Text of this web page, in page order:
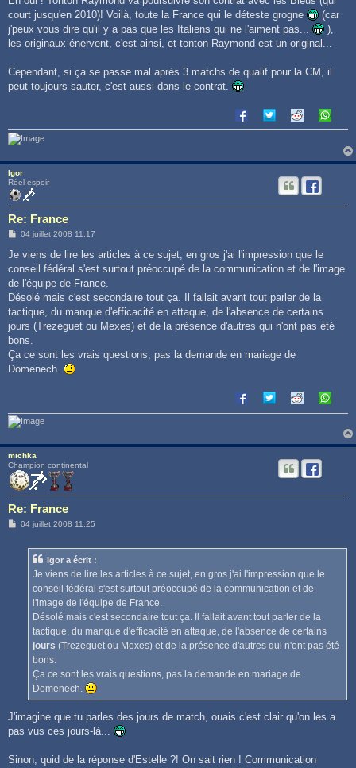
a
g
court jusqu'en 2010)! Voilà, toute la France qui le déteste grogne
(car
j'peux vous dire qu'il y a pas que les Italiens qui ne l'aiment pas...
),
les originaux énervent, c'est ainsi, et tonton Raymond est un original...
Cependant, si ça se passe mal après 3 matchs de qualif pour la CM, il
peut toujours sauter, c'est aussi dans le contrat.
Igor
Réel espoir
Re: France
M
s
a
g
04 juillet 2008 11:17
Je viens de lire les articles à ce sujet, en gros j'ai l'impression que le
conseil fédéral s'est surtout préoccupé de la communication et de l'image
de l'équipe de France.
Désolé mais c'est secondaire tout ça. Il fallait avant tout parler de la
tactique, du manque d'efficacité en attaque, de l'absence de certains
jours (Trezeguet ou Mexes) et de la présence d'autres qui n'ont pas été
bons.
Ça ce sont les vrais questions, pas la demande en mariage de
Domenech.
michka
Champion continental
Re: France
M04 juillet 2008 11:25
Igor a écrit :
Je viens de lire les articles à ce sujet, en gros j'ai l'impression que le
conseil fédéral s'est surtout préoccupé de la communication et de
l'image de l'équipe de France.
Désolé mais c'est secondaire tout ça. Il fallait avant tout parler de la
tactique, du manque d'efficacité en attaque, de l'absence de certains
jours (Trezeguet ou Mexes) et de la présence d'autres qui n'ont pas été
bons.
Ça ce sont les vrais questions, pas la demande en mariage de
Domenech.
J'imagine que tu parles des jours de match, ouais c'est clair qu'on les a
pas vus ces jours-là...
Sinon, quid de la réponse d'Estelle ?! On sait rien ! Communication